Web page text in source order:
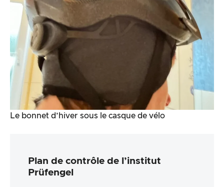
Le bonnet d’hiver sous le casque de vélo
Plan de contrôle de l’institut
Prüfengel